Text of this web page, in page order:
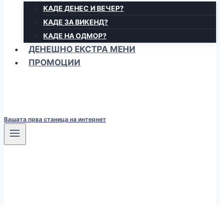
КАДЕ ДЕНЕС И ВЕЧЕР?
КАДЕ ЗА ВИКЕНД?
КАДЕ НА ОДМОР?
ДЕНЕШНО ЕКСТРА МЕНИ
ПРОМОЦИИ
Вашата прва станица на интернет